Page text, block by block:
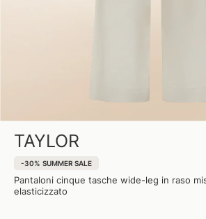
TAYLOR
-30% SUMMER SALE
Pantaloni cinque tasche wide-leg in raso
elasticizzato